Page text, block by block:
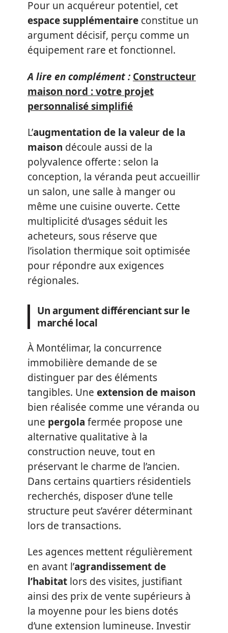
Pour un acquéreur potentiel, cet
espace supplémentaire constitue un
argument décisif, perçu comme un
équipement rare et fonctionnel.
A lire en complément : Constructeur
maison nord : votre projet
personnalisé simplifié
L’augmentation de la valeur de la
maison découle aussi de la
polyvalence offerte : selon la
conception, la véranda peut accueillir
un salon, une salle à manger ou
même une cuisine ouverte. Cette
multiplicité d’usages séduit les
acheteurs, sous réserve que
l’isolation thermique soit optimisée
pour répondre aux exigences
régionales.
Un argument différenciant sur le
marché local
À Montélimar, la concurrence
immobilière demande de se
distinguer par des éléments
tangibles. Une extension de maison
bien réalisée comme une véranda ou
une pergola fermée propose une
alternative qualitative à la
construction neuve, tout en
préservant le charme de l’ancien.
Dans certains quartiers résidentiels
recherchés, disposer d’une telle
structure peut s’avérer déterminant
lors de transactions.
Les agences mettent régulièrement
en avant l’agrandissement de
l’habitat lors des visites, justifiant
ainsi des prix de vente supérieurs à
la moyenne pour les biens dotés
d’une extension lumineuse. Investir